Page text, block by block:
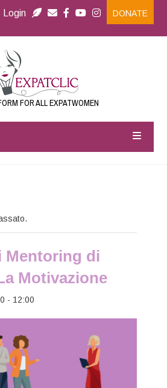
Login DONATE
FOR ALL EXPATWOMEN
Mentoring di
Motivazione
- 12:00